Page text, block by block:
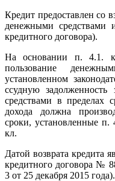
Кредит предоставлен со
денежными средствами
кредитного договора).
На основании п. 4.1.
пользование
установленном
ссудную
средствами в пределах
дохода должна
сроки, установленные
кл.
Датой возврата кредита
кредитного договора №
3 от 25 декабря 2015 года).